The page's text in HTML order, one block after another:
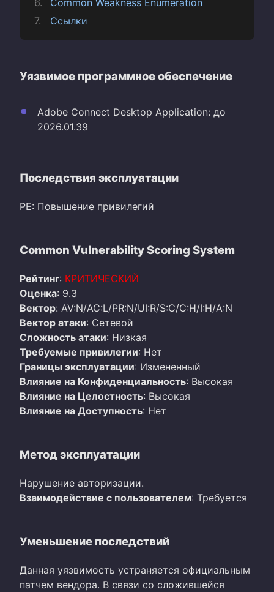
Ссылки
Уязвимое программное обеспечение
Adobe Connect Desktop Application: до
2026.01.39
Последствия эксплуатации
PE: Повышение привилегий
Common Vulnerability Scoring System
Рейтинг: КРИТИЧЕСКИЙ
Оценка: 9.3
Вектор: AV:N/AC:L/PR:N/UI:R/S:C/C:H/I:H/A:N
Вектор атаки: Сетевой
Сложность атаки: Низкая
Требуемые привилегии: Нет
Границы эксплуатации: Измененный
Влияние на Конфиденциальность: Высокая
Влияние на Целостность: Высокая
Влияние на Доступность: Нет
Метод эксплуатации
Нарушение авторизации.
Взаимодействие с пользователем: Требуется
Уменьшение последствий
Данная уязвимость устраняется официальным
патчем вендора. В связи со сложившейся